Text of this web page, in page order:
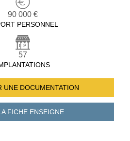
90 000 €
PERSONNEL
57
UNE DOCUMENTATION
FICHEENSEIGNE